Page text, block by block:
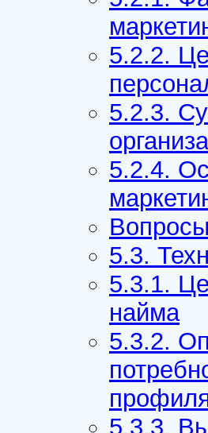
5.2.2.
5.2.3.
5.2.4.
5.3.
5.3.1.
найма
5.3.2.
5.3.3.